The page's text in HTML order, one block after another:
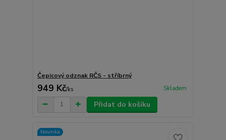
Čepicový odznak RČS - stříbrný
949 Kč/ks Skladem
Přidat do košíku
Novinka